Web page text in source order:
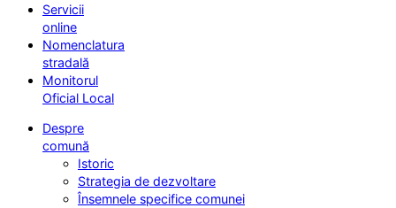
Servicii
online
Nomenclatura
stradală
Monitorul
Oficial Local
Despre
comună
Istoric
Strategia de dezvoltare
Însemnele specifice comunei